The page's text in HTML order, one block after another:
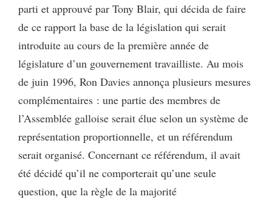
parti et approuvé par Tony Blair, qui décida de faire
de ce rapport la base de la législation qui serait
introduite au cours de la première année de
législature d’un gouvernement travailliste. Au mois
de juin 1996, Ron Davies annonça plusieurs mesures
complémentaires : une partie des membres de
l’Assemblée galloise serait élue selon un système de
représentation proportionnelle, et un référendum
serait organisé. Concernant ce référendum, il avait
été décidé qu’il ne comporterait qu’une seule
question, que la règle de la majorité